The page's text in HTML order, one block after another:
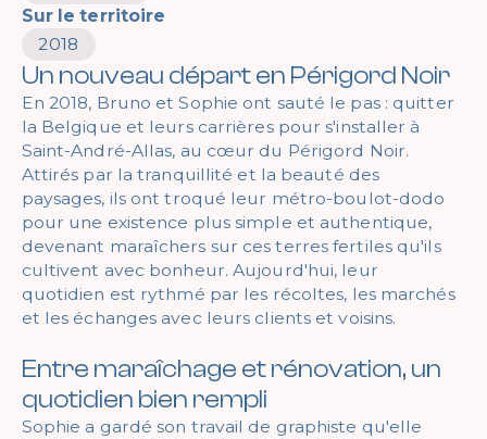
Sur le territoire
2018
Un nouveau départ en Périgord Noir
En 2018, Bruno et Sophie ont sauté le pas : quitter
la Belgique et leurs carrières pour s'installer à
Saint-André-Allas, au cœur du Périgord Noir.
Attirés par la tranquillité et la beauté des
paysages, ils ont troqué leur métro-boulot-dodo
pour une existence plus simple et authentique,
devenant maraîchers sur ces terres fertiles qu'ils
cultivent avec bonheur. Aujourd'hui, leur
quotidien est rythmé par les récoltes, les marchés
et les échanges avec leurs clients et voisins.
Entre maraîchage et rénovation, un
quotidien bien rempli
Sophie a gardé son travail de graphiste qu'elle